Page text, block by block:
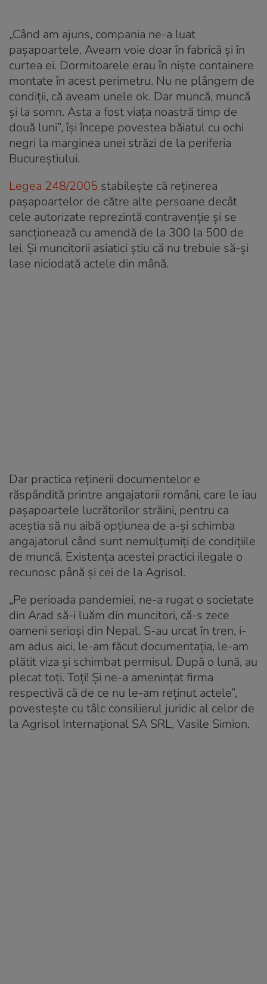
„Când am ajuns, compania ne-a luat
pașapoartele. Aveam voie doar în fabrică și în
curtea ei. Dormitoarele erau în niște containere
montate în acest perimetru. Nu ne plângem de
condiții, că aveam unele ok. Dar muncă, muncă
și la somn. Asta a fost viața noastră timp de
două luni”, își începe povestea băiatul cu ochi
negri la marginea unei străzi de la periferia
Bucureștiului.
Legea 248/2005 stabilește că reținerea
pașapoartelor de către alte persoane decât
cele autorizate reprezintă contravenție și se
sancționează cu amendă de la 300 la 500 de
lei. Și muncitorii asiatici știu că nu trebuie să-și
lase niciodată actele din mână.
Dar practica reținerii documentelor e
răspândită printre angajatorii români, care le iau
pașapoartele lucrătorilor străini, pentru ca
aceștia să nu aibă opțiunea de a-și schimba
angajatorul când sunt nemulțumiți de condițiile
de muncă. Existența acestei practici ilegale o
recunosc până și cei de la Agrisol.
„Pe perioada pandemiei, ne-a rugat o societate
din Arad să-i luăm din muncitori, că-s zece
oameni serioși din Nepal. S-au urcat în tren, i-
am adus aici, le-am făcut documentația, le-am
plătit viza și schimbat permisul. După o lună, au
plecat toți. Toți! Și ne-a amenințat firma
respectivă că de ce nu le-am reținut actele”,
povestește cu tâlc consilierul juridic al celor de
la Agrisol Internațional SA SRL, Vasile Simion.